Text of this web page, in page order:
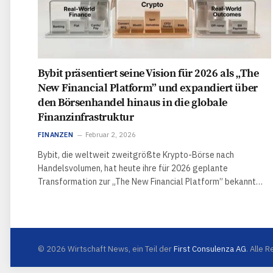
Bybit präsentiert seine Vision für 2026 als „The
New Financial Platform” und expandiert über
den Börsenhandel hinaus in die globale
Finanzinfrastruktur
FINANZEN Februar 2, 2026
Bybit, die weltweit zweitgrößte Krypto-Börse nach
Handelsvolumen, hat heute ihre für 2026 geplante
Transformation zur „The New Financial Platform” bekannt…
© 2026 Wirtschaft News, ein Teil derFirst Consulenza AG. Alle